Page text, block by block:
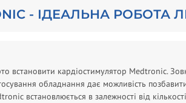
- ІДЕАЛЬНА РОБОТА
встановити кардіостимулятор Medtronic.
обладнання дає можливість
встановлюється в залежності від